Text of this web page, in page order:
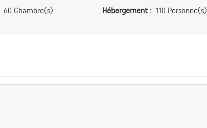
60 Chambre(s) Hébergement : 110 Personne(s)